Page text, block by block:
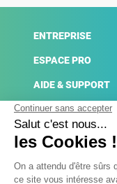
ENTREPRISE
ESPACE PRO
AIDE & SUPPORT
ACTUALITÉS